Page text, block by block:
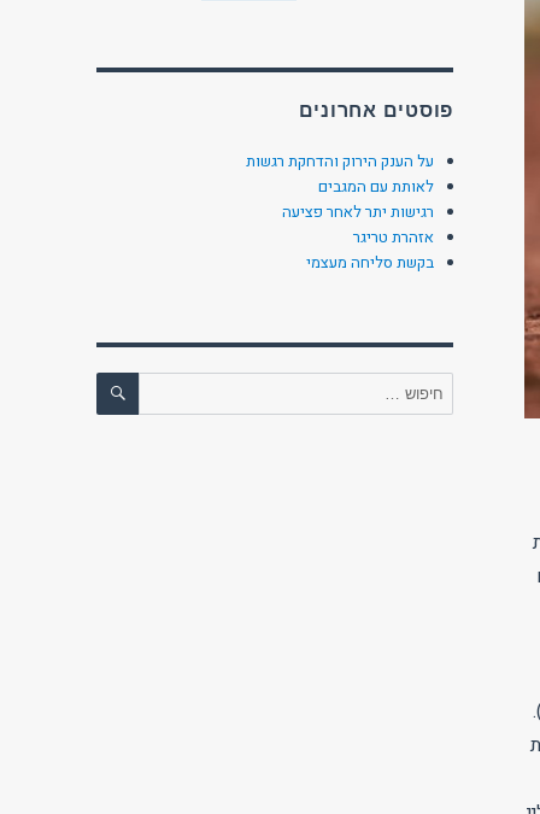
פוסטים אחרונים
על הענק הירוק והדחקת רגשות
לאותת עם המגבים
רגישות יתר לאחר פציעה
אזהרת טריגר
בקשת סליחה מעצמי
חפש: חיפוש